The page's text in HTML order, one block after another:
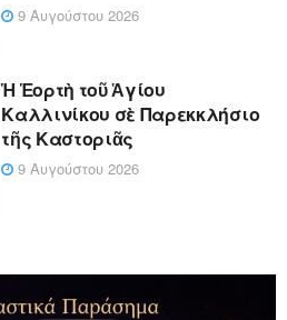
9 Αυγούστου 2026
Ἡ Ἑορτὴ τοῦ Ἁγίου
Καλλινίκου σὲ Παρεκκλήσιο
τῆς Καστοριᾶς
9 Αυγούστου 2026